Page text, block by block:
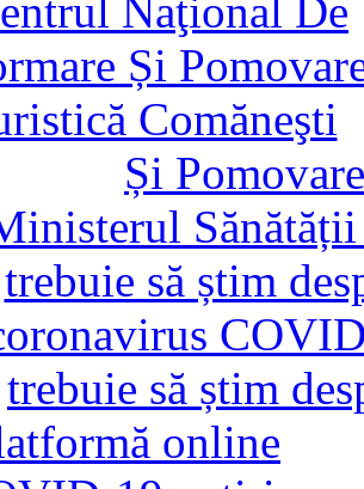
Și
trebuie să știm